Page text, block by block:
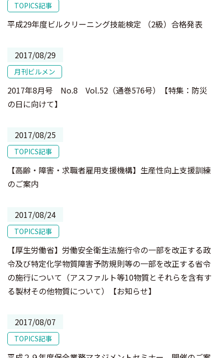
TOPICS記事
平成29年度ビルクリーニング技能検定 （2級）合格発表
2017/08/29
月刊ビルメン
2017年8月号 No.8 Vol.52（通巻576号）【特集：防災
の日に向けて】
2017/08/25
TOPICS記事
【高齢・障害・求職者雇用支援機構】生産性向上支援訓練
のご案内
2017/08/24
TOPICS記事
【厚生労働省】労働安全衛生法施行令の一部を改正する政
令及び特定化学物質障害予防規則等の一部を改正する省令
の施行について（アスファルト等10物質とそれらを含有す
る製材その他物質について）【お知らせ】
2017/08/07
TOPICS記事